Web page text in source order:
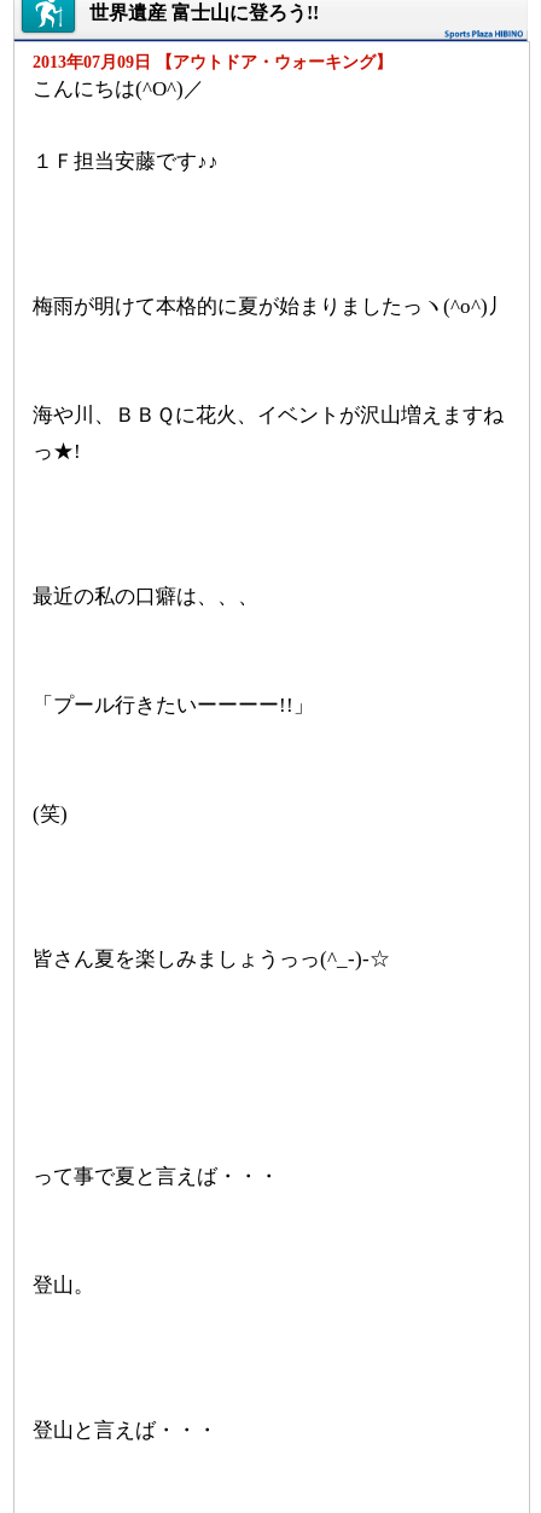
世界遺産 富士山に登ろう!!
2013年07月09日 【アウトドア・ウォーキング】
こんにちは(^O^)／
１Ｆ担当安藤です♪♪
梅雨が明けて本格的に夏が始まりましたっヽ(^o^)丿
海や川、ＢＢＱに花火、イベントが沢山増えますね
っ★!
最近の私の口癖は、、、
「プール行きたいーーーー!!」
(笑)
皆さん夏を楽しみましょうっっ(^_-)-☆
って事で夏と言えば・・・
登山。
登山と言えば・・・